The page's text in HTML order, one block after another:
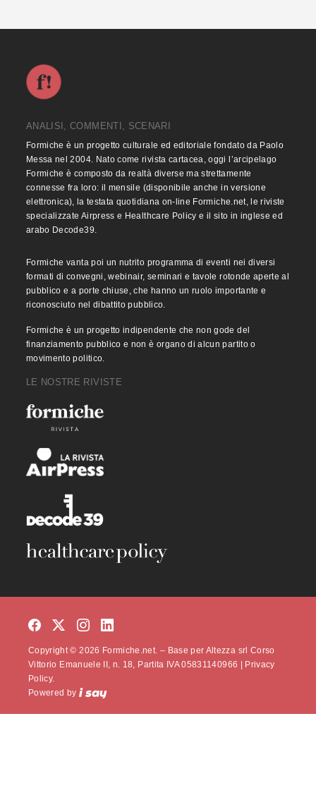
ANALISI, COMMENTI, SCENARI
Formiche è un progetto culturale ed editoriale fondato da Paolo
Messa nel 2004. Nato come rivista cartacea, oggi l’arcipelago
Formiche è composto da realtà diverse ma strettamente
connesse fra loro: il mensile (disponibile anche in versione
elettronica), la testata quotidiana on-line Formiche.net, le riviste
specializzate Airpress e Healthcare Policy e il sito in inglese ed
arabo Decode39.
Formiche vanta poi un nutrito programma di eventi nei diversi
formati di convegni, webinair, seminari e tavole rotonde aperte al
pubblico e a porte chiuse, che hanno un ruolo importante e
riconosciuto nel dibattito pubblico.
Formiche è un progetto indipendente che non gode del
finanziamento pubblico e non è organo di alcun partito o
movimento politico.
LE NOSTRE RIVISTE
Copyright © 2026 Formiche.net. – Base per Altezza srl Corso
Vittorio Emanuele II, n. 18, Partita IVA 05831140966 |
Privacy
Policy.
Powered by